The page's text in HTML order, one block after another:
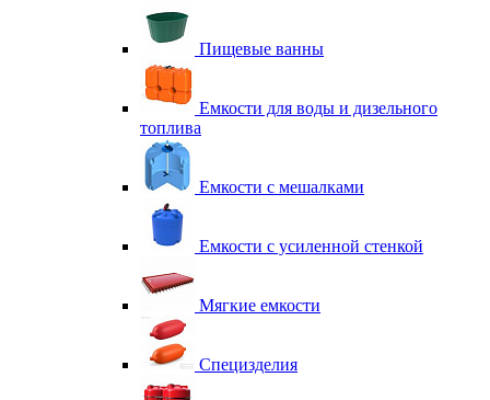
Пищевые ванны
Емкости для воды и дизельного
топлива
Емкости с мешалками
Емкости с усиленной стенкой
Мягкие емкости
Специзделия